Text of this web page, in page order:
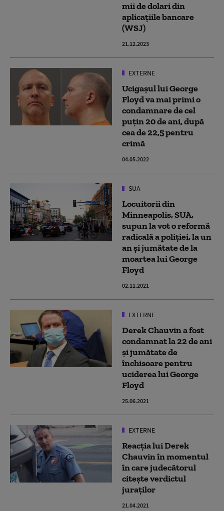
mii de dolari din
aplicațiile bancare
(WSJ)
21.12.2023
EXTERNE
Ucigașul lui George
Floyd va mai primi o
condamnare de cel
puțin 20 de ani, după
cea de 22,5 pentru
crimă
04.05.2022
SUA
Locuitorii din
Minneapolis, SUA,
supun la vot o reformă
radicală a poliţiei, la un
an și jumătate de la
moartea lui George
Floyd
02.11.2021
EXTERNE
Derek Chauvin a fost
condamnat la 22 de ani
și jumătate de
închisoare pentru
uciderea lui George
Floyd
25.06.2021
EXTERNE
Reacția lui Derek
Chauvin în momentul
în care judecătorul
citește verdictul
juraților
21.04.2021